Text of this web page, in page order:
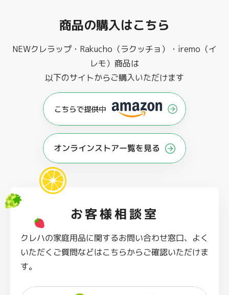
商品の購入はこちら
NEWクレラップ・Rakucho（ラクッチョ）・iremo（イ
レモ）商品は
以下のサイトからご購入いただけます
オンラインストアー覧を見る
お客様相談室
クレハの家庭用品に関するお問い合わせ窓口、よく
いただくご質問などはこちらからご確認いただけま
す。